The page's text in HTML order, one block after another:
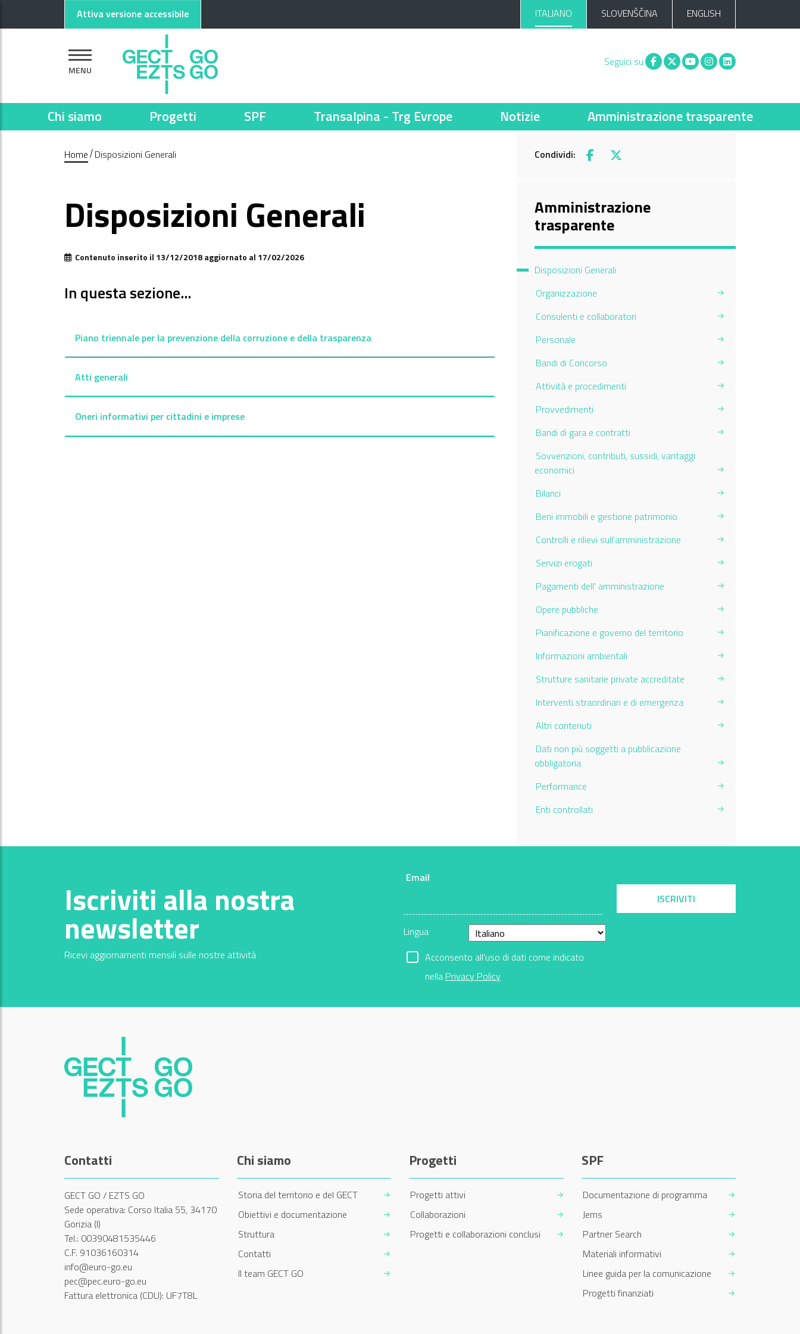
Attiva versione accessibile ITALIANO SLOVENŠČINA ENGLISH
MENU
Seguici su Facebook
X You tubeInstagram
Linkedin
Chi siamo Progetti SPF Transalpina - Trg Evrope Notizie Amministrazione trasparente
Home Disposizioni Generali Condividi: Facebook
X
Disposizioni Generali
Contenuto inserito il 13/12/2018 aggiornato al 17/02/2026
In questa sezione...
Piano triennale per la prevenzione della corruzione e della trasparenza
Atti generali
Oneri informativi per cittadini e imprese
Amministrazione
trasparente
Disposizioni Generali
Organizzazione
Consulenti e collaboratori
Personale
Bandi di Concorso
Attività e procedimenti
Provvedimenti
Bandi di gara e contratti
Sovvenzioni, contributi, sussidi, vantaggi
economici
Bilanci
Beni immobili e gestione patrimonio
Controlli e rilievi sull'amministrazione
Servizi erogati
Pagamenti dell' amministrazione
Opere pubbliche
Pianificazione e governo del territorio
Informazioni ambientali
Strutture sanitarie private accreditate
Interventi straordinari e di emergenza
Altri contenuti
Dati non più soggetti a pubblicazione
obbligatoria
Performance
Enti controllati
Iscriviti alla nostra
newsletter
Ricevi aggiornamenti mensili sulle nostre attività
Email
Lingua
Acconsento all'uso di dati come indicato
nella Privacy Policy
ISCRIVITI
Contatti
GECT GO / EZTS GO
Sede operativa: Corso Italia 55, 34170
Gorizia (I)
Tel.: 00390481535446
C.F. 91036160314
info@euro-go.eu
pec@pec.euro-go.eu
Fattura elettronica (CDU): UF7T8L
Chi siamo
Storia del territorio e del GECT
Obiettivi e documentazione
Struttura
Contatti
Il team GECT GO
Progetti
Progetti attivi
Collaborazioni
Progetti e collaborazioni conclusi
SPF
Documentazione di programma
Jems
Partner Search
Materiali informativi
Linee guida per la comunicazione
Progetti finanziati